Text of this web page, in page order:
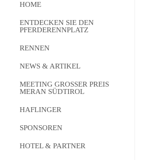
HOME
ENTDECKEN SIE DEN
PFERDERENNPLATZ
Über uns
Die Struktur
Der Pferderennsport
Events Area
RENNEN
Kalender
Starter Online
NEWS & ARTIKEL
News
MEETING GROSSER PREIS
MERAN SÜDTIROL
Meeting Grosser Preis Meran
Südtirol 2026
Die Geschichte
HAFLINGER
SPONSOREN
HOTEL & PARTNER